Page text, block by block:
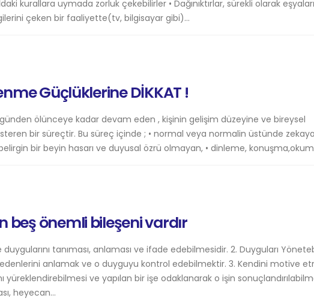
kurallara uymada zorluk çekebilirler • Dağınıktırlar, sürekli olarak
çeken bir faaliyette(tv, bilgisayar gibi)...
Güçlüklerine DİKKAT !
ölünceye kadar devam eden , kişinin gelişim düzeyine ve bireysel
bir süreçtir. Bu süreç içinde ; • normal veya normalin üstünde zekaya
bir beyin hasarı ve duyusal özrü olmayan, • dinleme,
beş önemli bileşeni vardır
duygularını tanıması, anlaması ve ifade edebilmesidir. 2. Duyguları
anlamak ve o duyguyu kontrol edebilmektir. 3. Kendini motive
yüreklendirebilmesi ve yapılan bir işe odaklanarak o işin
heyecan...